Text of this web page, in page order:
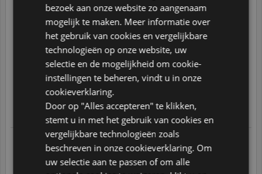
08.07.2026 om 17:20 uur
Ik bestelde voor het eerst bij Fitnesskoerier: meteen een
functional trainer en puzzeltegels ter bescherming van de vloer.
De puzzeltegels werden, op mijn vraag, eerder geleverd zodat ik
deze kon klaarleggen voor de functional trainer. Daarbij merkte
een medewerker (***) gelukkig op dat ik aanvankelijk te weinig
tegels bestelde. De functional trainer werd één week na de
bestelling reeds bij me thuis gemonteerd door vriendelijke
medewerkers. Ik bestel zeker nog bij Fitnesskoerier!
Translate
05.07.2026 om 18:39 uur
Ik heb Lifemaxx Powertubes besteld. Fitness Koerier is één van
de weinige aanbieders in de markt die alle vier tubes als één
pakket aanbiedt en tegen een zeer scherpe prijs. Het zijn goede
GB
AZ
ARABIC
JAPANESE
CZ
SLOVAK
bezoek aan onze website zo aangenaam
mogelijk te maken. Meer informatie over
het gebruik van cookies en vergelijkbare
technologieën op onze website, uw
selectie en de mogelijkheid om cookie-
instellingen te beheren, vindt u in onze
cookieverklaring.
Door op "Alles accepteren" te klikken,
stemt u in met het gebruik van cookies en
vergelijkbare technologieën zoals
beschreven in onze cookieverklaring. Om
uw selectie aan te passen of om alle